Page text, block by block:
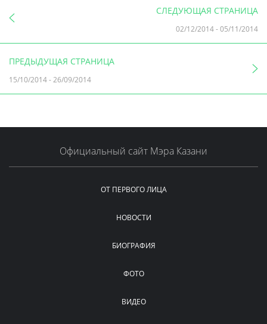
СЛЕДУЮЩАЯ СТРАНИЦА
02/12/2014-05/11/2014
ПРЕДЫДУЩАЯ СТРАНИЦА
15/10/2014-26/09/2014
Официальный сайт Мэра Казани
ОТ ПЕРВОГО ЛИЦА
НОВОСТИ
БИОГРАФИЯ
ФОТО
ВИДЕО